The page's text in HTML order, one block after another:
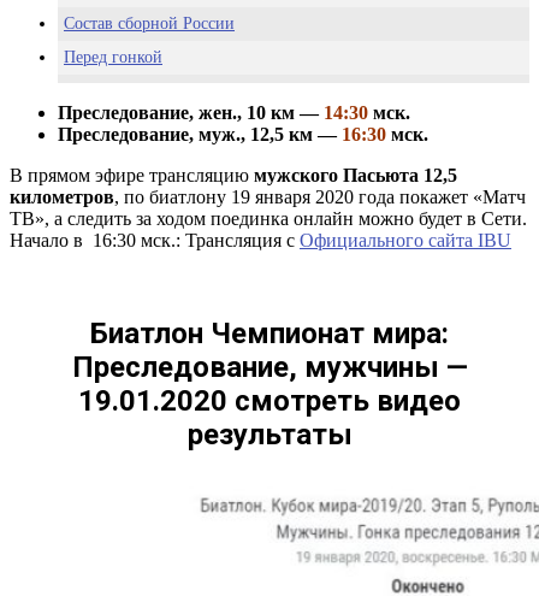
Состав сборной России
Перед гонкой
Эберг: Экхофф находится на другой планете, если говорить о
скорости
Преследование, жен., 10 км — 14:30 мск.
Преследование, муж., 12,5 км — 16:30 мск.
В прямом эфире трансляцию мужского Пасьюта 12,5
километров, по биатлону 19 января 2020 года покажет «Матч
ТВ», а следить за ходом поединка онлайн можно будет в Сети.
Начало в 16:30 мск.: Трансляция с Официального сайта IBU
Биатлон Чемпионат мира:
Преследование, мужчины —
19.01.2020 смотреть видео
результаты